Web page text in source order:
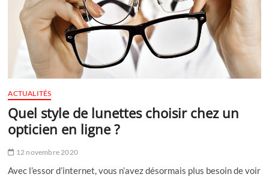
ACTUALITÉS
Quel style de lunettes choisir chez un
opticien en ligne ?
12 novembre 2020
Avec l’essor d’internet, vous n’avez désormais plus besoin de voir